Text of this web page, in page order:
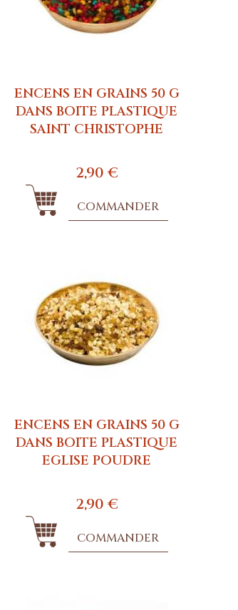
ENCENS EN GRAINS 50 G
DANS BOITE PLASTIQUE
SAINT CHRISTOPHE
2,90 €
COMMANDER
ENCENS EN GRAINS 50 G
DANS BOITE PLASTIQUE
EGLISE POUDRE
2,90 €
COMMANDER